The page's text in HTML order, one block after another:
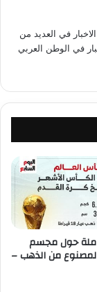
في العديد من
في الوطن العربي
حول مجسم
من الذهب –